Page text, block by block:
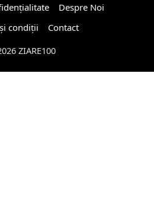
Despre Noi
condiții
Contact
ZIARE100